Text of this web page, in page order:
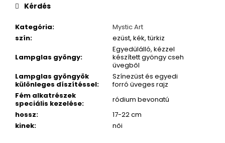
Kategória:
Mystic Art
szín:
ezüst, kék, türkiz
Lampglas gyöngy:
Egyedülálló, kézzel
készített gyöngy cseh
üvegből
Lampglas gyöngyök
különleges díszítéssel:
Színezüst és egyedi
forró üveges rajz
Fém alkatrészek
speciális kezelése:
ródium bevonatú
hossz:
17-22 cm
kinek: női
Kérdés